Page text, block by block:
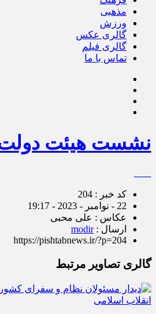
مذهبی
ورزش
گالری عکس
گالری فیلم
تماس با ما
نشست هیئت دولت
کد خبر : 204
22 - نوامبر - 2023 - 19:17
عکاس : علی محبی
ارسال :modir
https://pishtabnews.ir/?p=204
گالری تصاویر مرتبط